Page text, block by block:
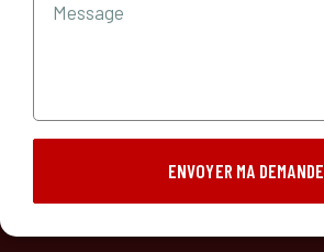
ENVOYER MA DEMANDE